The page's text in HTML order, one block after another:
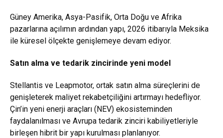
Güney Amerika, Asya-Pasifik, Orta Doğu ve Afrika
pazarlarına açılımın ardından yapı, 2026 itibarıyla Meksika
ile küresel ölçekte genişlemeye devam ediyor.
Satın alma ve tedarik zincirinde yeni model
Stellantis ve Leapmotor, ortak satın alma süreçlerini de
genişleterek maliyet rekabetçiliğini artırmayı hedefliyor.
Çin’in yeni enerji araçları (NEV) ekosisteminden
faydalanılması ve Avrupa tedarik zinciri kabiliyetleriyle
birleşen hibrit bir yapı kurulması planlanıyor.